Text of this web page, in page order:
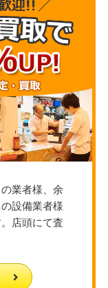
業者様、余
設備業者様
店頭にて査